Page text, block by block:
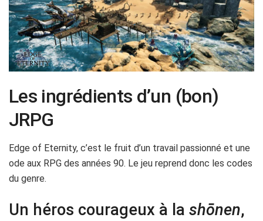
Les ingrédients d’un (bon)
JRPG
Edge of Eternity, c’est le fruit d’un travail passionné et une
ode aux RPG des années 90. Le jeu reprend donc les codes
du genre.
Un héros courageux à la shōnen,